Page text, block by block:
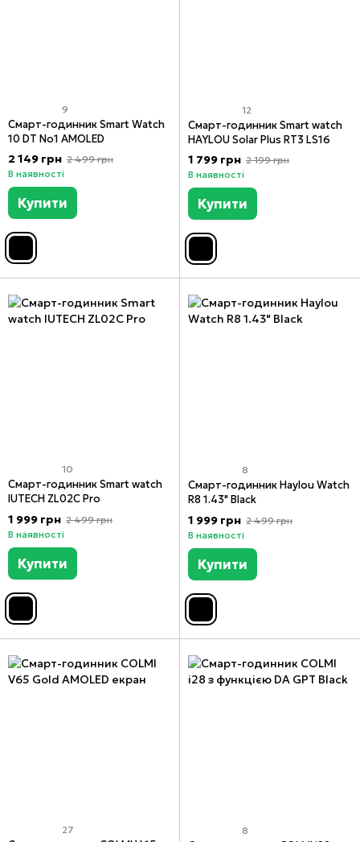
9
Смарт-годинник Smart Watch
10 DT No1 AMOLED
2 149 грн 2 499 грн
В наявності
Купити
12
Смарт-годинник Smart watch
HAYLOU Solar Plus RT3 LS16
1 799 грн 2 199 грн
В наявності
Купити
10
Смарт-годинник Smart watch
IUTECH ZL02C Pro
1 999 грн 2 499 грн
В наявності
Купити
8
Смарт-годинник Haylou Watch
R8 1.43" Black
1 999 грн 2 499 грн
В наявності
Купити
27 8